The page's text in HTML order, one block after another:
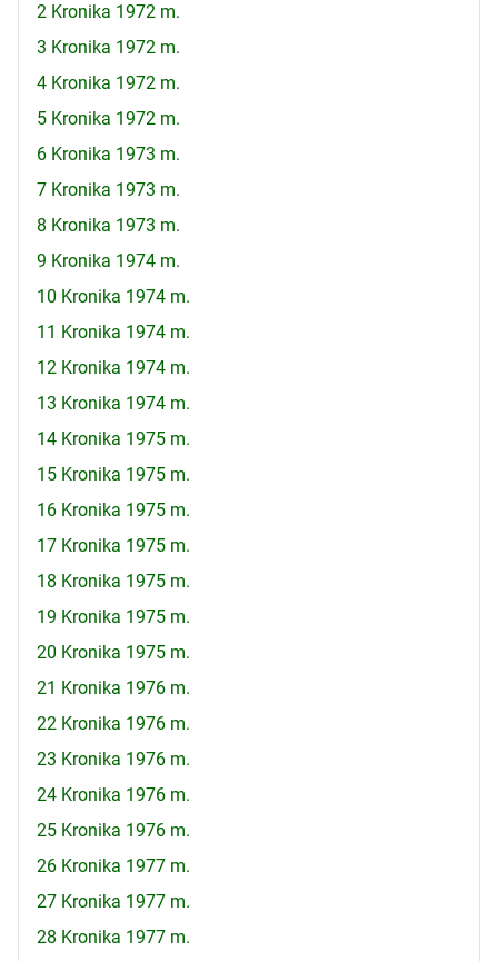
2 Kronika 1972 m.
3 Kronika 1972 m.
4 Kronika 1972 m.
5 Kronika 1972 m.
6 Kronika 1973 m.
7 Kronika 1973 m.
8 Kronika 1973 m.
9 Kronika 1974 m.
10 Kronika 1974 m.
11 Kronika 1974 m.
12 Kronika 1974 m.
13 Kronika 1974 m.
14 Kronika 1975 m.
15 Kronika 1975 m.
16 Kronika 1975 m.
17 Kronika 1975 m.
18 Kronika 1975 m.
19 Kronika 1975 m.
20 Kronika 1975 m.
21 Kronika 1976 m.
22 Kronika 1976 m.
23 Kronika 1976 m.
24 Kronika 1976 m.
25 Kronika 1976 m.
26 Kronika 1977 m.
27 Kronika 1977 m.
28 Kronika 1977 m.